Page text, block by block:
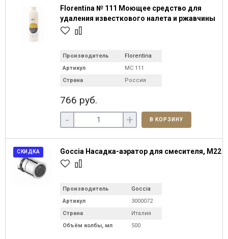
Florentina № 111 Моющее средство для
удаления известкового налета и ржавчины
Производитель
Florentina
Артикул
МС 111
Страна
Россия
766 руб.
- + В КОРЗИНУ
СКИДКА Goccia Насадка-аэратор для смесителя, М22
Производитель
Goccia
Артикул
3000072
Страна
Италия
Объём колбы, мл
500